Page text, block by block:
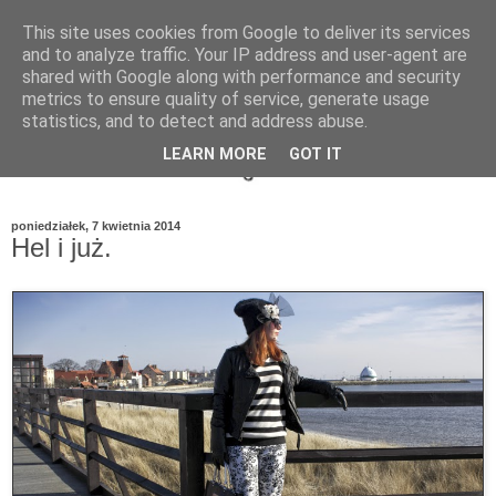
poniedziałek, 7 kwietnia 2014
Hel i już.
This site uses cookies from Google to deliver its services
and to analyze traffic. Your IP address and user-agent are
shared with Google along with performance and security
metrics to ensure quality of service, generate usage
statistics, and to detect and address abuse.
LEARN MORE GOT IT